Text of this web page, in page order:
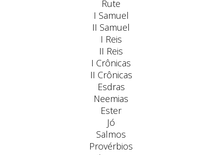
Rute
I Samuel
II Samuel
I Reis
II Reis
I Crônicas
II Crônicas
Esdras
Neemias
Ester
Jó
Salmos
Provérbios